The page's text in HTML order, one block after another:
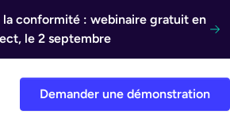
la conformité : webinaire gratuit en
le 2 septembre
Demander une démonstration